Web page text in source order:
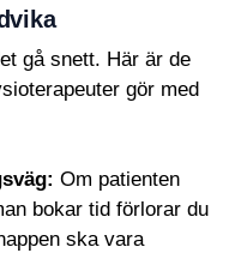
gå snett. Här är de
gör med
Om patienten
bokar tid förlorar du
ska vara